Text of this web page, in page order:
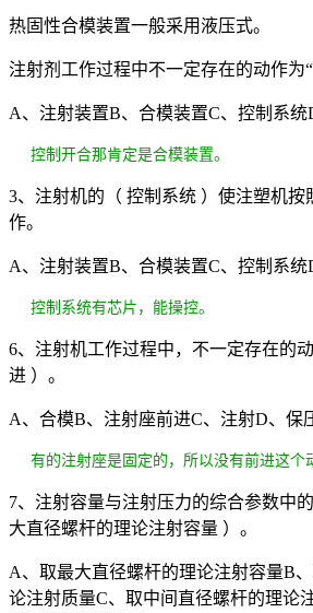
热固性合模装置一般采用液压式。
注射剂工作过程中不一定存在的动作为“
A、注射装置B、合模装置C、控制系
控制开合那肯定是合模装置。
3、注射机的（ 控制系统 ）使注塑机按
作。
A、注射装置B、合模装置C、控制系
控制系统有芯片，能操控。
6、注射机工作过程中，不一定存在的
进 ）。
A、合模B、注射座前进C、注射D、保
有的注射座是固定的，所以没有前进这个
7、注射容量与注射压力的综合参数中
大直径螺杆的理论注射容量 ）。
A、取最大直径螺杆的理论注射容量B
论注射质量C、取中间直径螺杆的理论